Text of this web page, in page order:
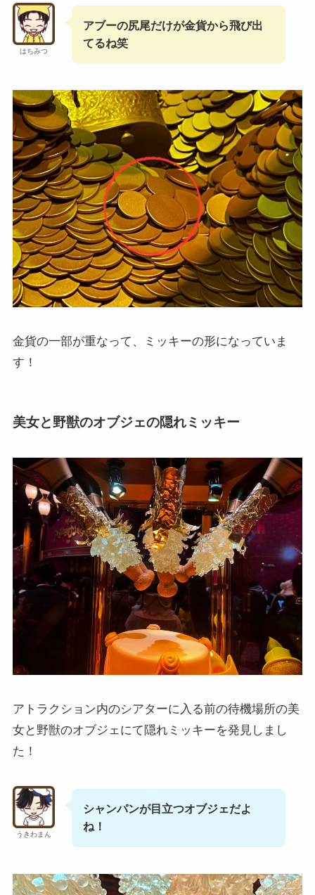
はちみつ
アブーの尻尾だけが金貨から飛び出
てるね笑
金貨の一部が重なって、ミッキーの形になっていま
す！
美女と野獣のオブジェの隠れミッキー
アトラクション内のシアターに入る前の待機場所の美
女と野獣のオブジェにて隠れミッキーを発見しまし
た！
うきわまん
シャンパンが目立つオブジェだよ
ね！